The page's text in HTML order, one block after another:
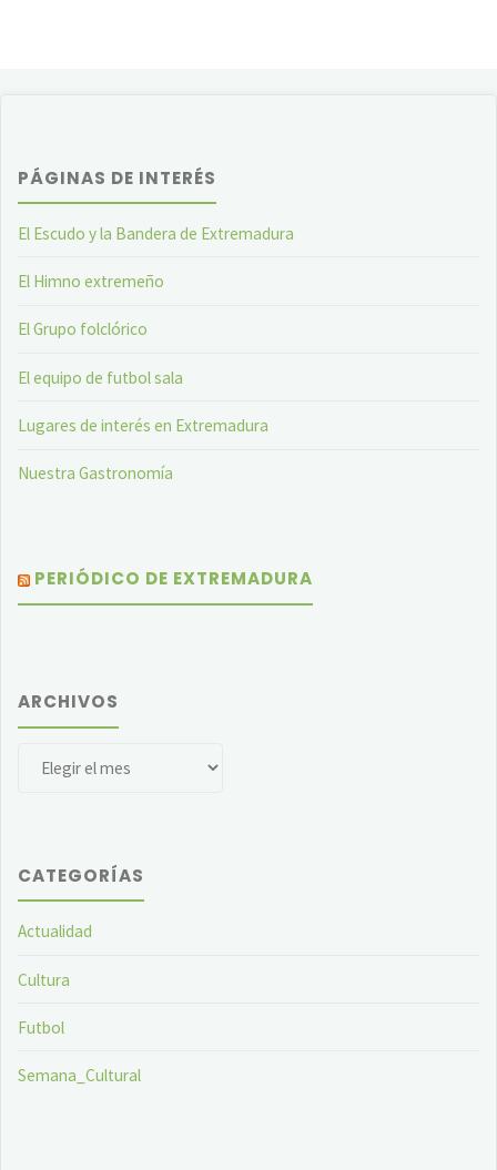
PÁGINAS DE INTERÉS
El Escudo y la Bandera de Extremadura
El Himno extremeño
El Grupo folclórico
El equipo de futbol sala
Lugares de interés en Extremadura
Nuestra Gastronomía
PERIÓDICO DE EXTREMADURA
ARCHIVOS
CATEGORÍAS
Actualidad
Cultura
Futbol
Semana_Cultural